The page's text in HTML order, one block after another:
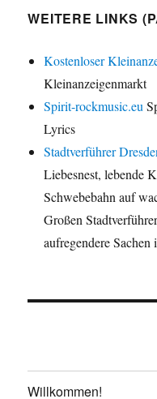
WEITERE LINKS
Kostenloser
Kleinanzeigenmarkt
Spirit-rockmusic.eu
Lyrics
Stadtverführer
Liebesnest, lebende
Schwebebahn auf
Großen
aufregendere
Willkommen!